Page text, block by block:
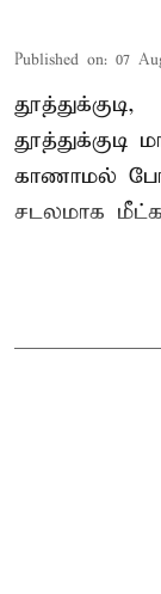
Published on: 07
தூத்துக்குடி,
தூத்துக்குடி
காணாமல்
சடலமாக